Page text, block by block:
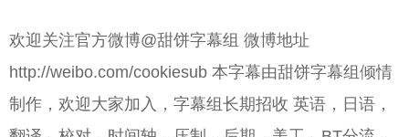
欢迎关注官方微博@甜饼字幕组 微博地址
http://weibo.com/cookiesub 本字幕由甜饼字幕组倾情
制作，欢迎大家加入，字幕组长期招收 英语，日语，